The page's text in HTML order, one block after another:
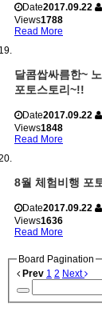
Date2017.09.22
Views1788
Read More
달콤쌉싸름한~
포토스토리~!!
Date2017.09.22
Views1848
Read More
8월 체험비행 포
Date2017.09.22
Views1636
Read More
Board Pagination
Prev 1 2 Next